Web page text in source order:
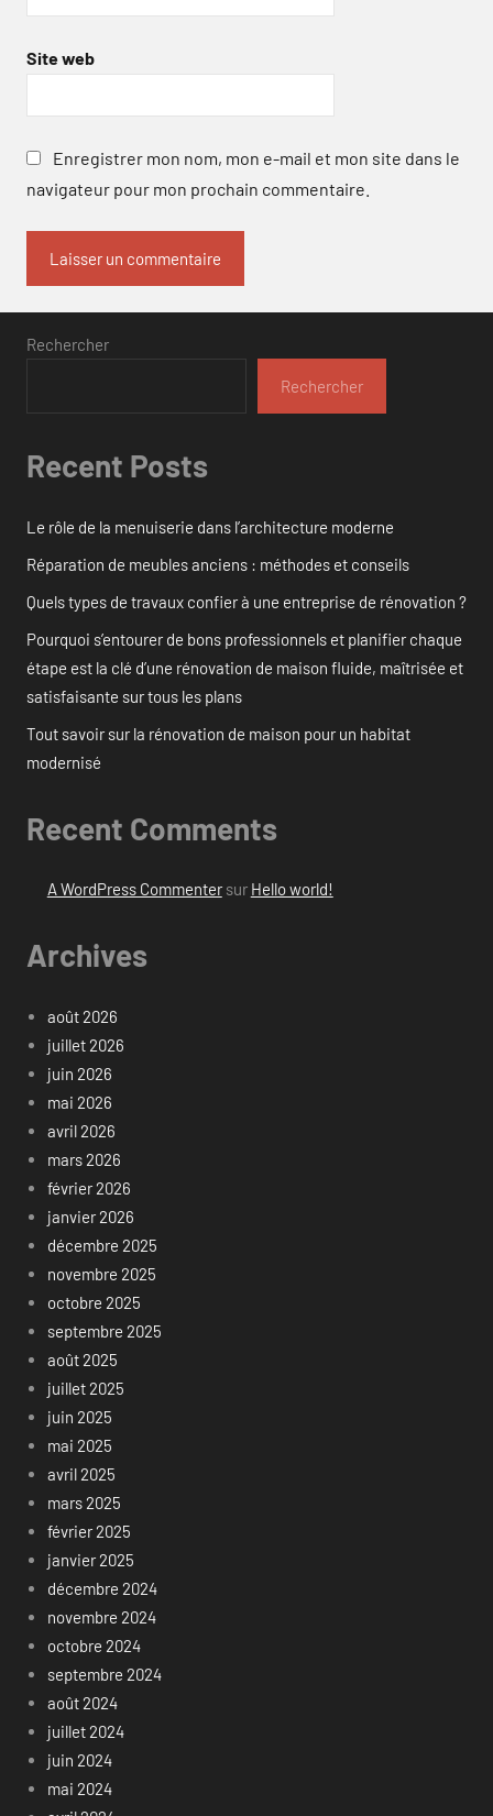
Site web
Enregistrer mon nom, mon e-mail et mon site dans le
navigateur pour mon prochain commentaire.
Rechercher
Rechercher
Recent Posts
Le rôle de la menuiserie dans l’architecture moderne
Réparation de meubles anciens : méthodes et conseils
Quels types de travaux confier à une entreprise de rénovation ?
Pourquoi s’entourer de bons professionnels et planifier chaque
étape est la clé d’une rénovation de maison fluide, maîtrisée et
satisfaisante sur tous les plans
Tout savoir sur la rénovation de maison pour un habitat
modernisé
Recent Comments
A WordPress Commentersur Hello world!
Archives
août 2026
juillet 2026
juin 2026
mai 2026
avril 2026
mars 2026
février 2026
janvier 2026
décembre 2025
novembre 2025
octobre 2025
septembre 2025
août 2025
juillet 2025
juin 2025
mai 2025
avril 2025
mars 2025
février 2025
janvier 2025
décembre 2024
novembre 2024
octobre 2024
septembre 2024
août 2024
juillet 2024
juin 2024
mai 2024